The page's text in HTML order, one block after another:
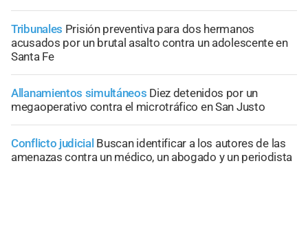
Tribunales Prisión preventiva para dos hermanos
acusados por un brutal asalto contra un adolescente en
Santa Fe
Allanamientos simultáneos Diez detenidos por un
megaoperativo contra el microtráfico en San Justo
Conflicto judicial Buscan identificar a los autores de las
amenazas contra un médico, un abogado y un periodista